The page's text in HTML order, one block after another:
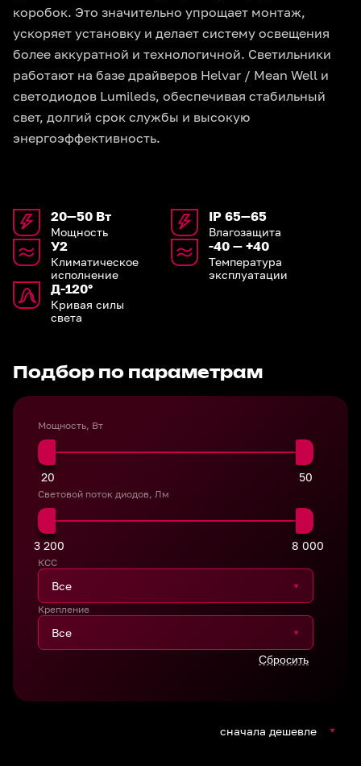
коробок. Это значительно упрощает монтаж,
ускоряет установку и делает систему освещения
более аккуратной и технологичной. Светильники
работают на базе драйверов Helvar / Mean Well и
светодиодов Lumileds, обеспечивая стабильный
свет, долгий срок службы и высокую
энергоэффективность.
20—50 Вт
Мощность
IP 65—65
Влагозащита
У2
Климатическое
исполнение
-40 — +40
Температура
эксплуатации
Д-120°
Кривая силы
света
Подбор по параметрам
Мощность, Вт
20 50
Световой поток диодов, Лм
3 200 8 000
КСС
Крепление
сначала дешевле